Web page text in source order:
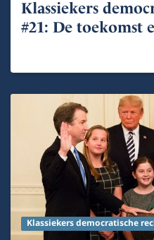
Klassiekers
#21: De toekomst
Klassiekers democratische